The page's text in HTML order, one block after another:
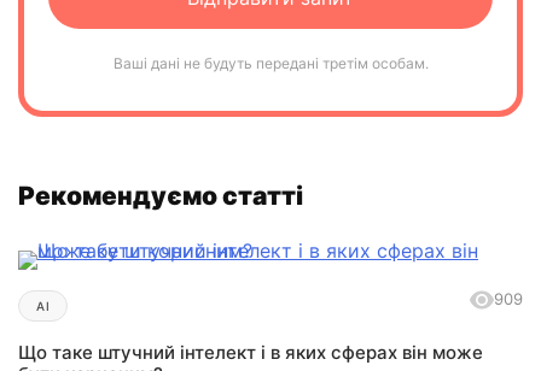
Ваші дані не будуть передані третім особам.
Рекомендуємо статті
AI 909
Що таке штучний інтелект і в яких сферах він може